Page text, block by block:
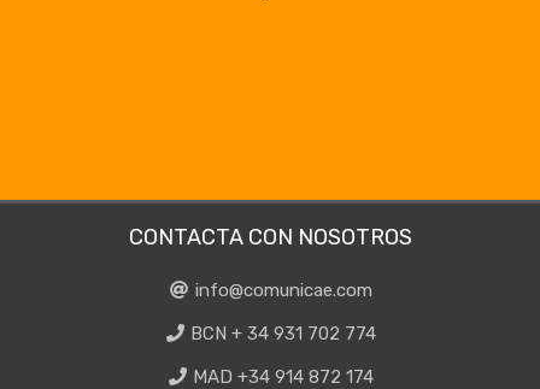
CONTACTA CON NOSOTROS
info@comunicae.com
BCN + 34 931 702 774
MAD +34 914 872 174